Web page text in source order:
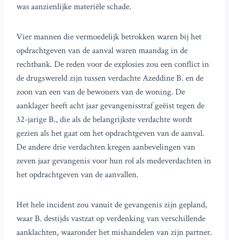
was aanzienlijke materiële schade.
Vier mannen die vermoedelijk betrokken waren bij het
opdrachtgeven van de aanval waren maandag in de
rechtbank. De reden voor de explosies zou een conflict in
de drugswereld zijn tussen verdachte Azeddine B. en de
zoon van een van de bewoners van de woning. De
aanklager heeft acht jaar gevangenisstraf geëist tegen de
32-jarige B., die als de belangrijkste verdachte wordt
gezien als het gaat om het opdrachtgeven van de aanval.
De andere drie verdachten kregen aanbevelingen van
zeven jaar gevangenis voor hun rol als medeverdachten in
het opdrachtgeven van de aanvallen.
Het hele incident zou vanuit de gevangenis zijn gepland,
waar B. destijds vastzat op verdenking van verschillende
aanklachten, waaronder het mishandelen van zijn partner.